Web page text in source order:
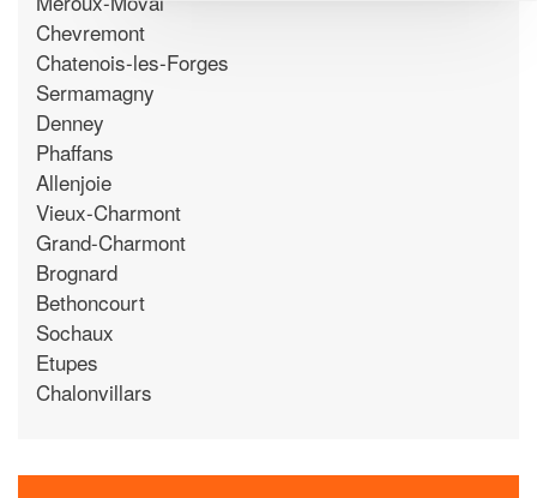
Chevremont
Chatenois-les-Forges
Sermamagny
Denney
Phaffans
Allenjoie
Vieux-Charmont
Grand-Charmont
Brognard
Bethoncourt
Sochaux
Etupes
Chalonvillars